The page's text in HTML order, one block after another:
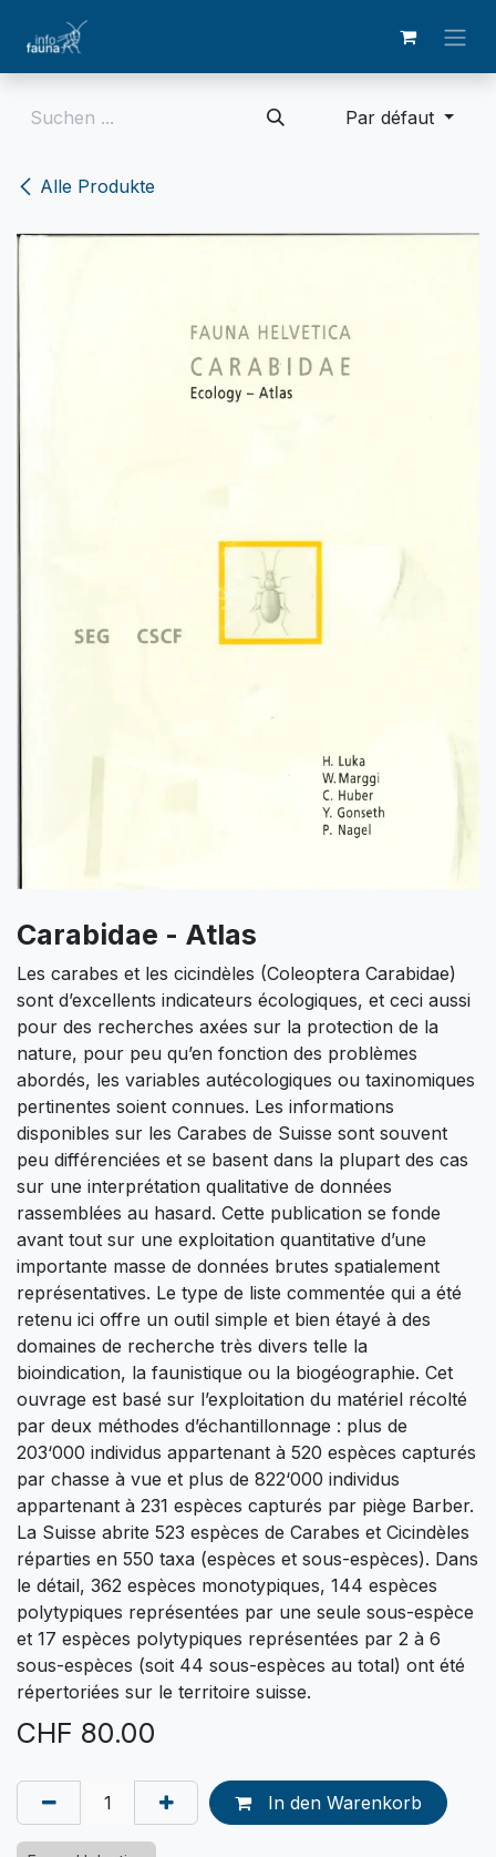
Alle Produkte
Par défaut
Carabidae - Atlas
Les carabes et les cicindèles (Coleoptera Carabidae)
sont d’excellents indicateurs écologiques, et ceci aussi
pour des recherches axées sur la protection de la
nature, pour peu qu’en fonction des problèmes
abordés, les variables autécologiques ou taxinomiques
pertinentes soient connues. Les informations
disponibles sur les Carabes de Suisse sont souvent
peu différenciées et se basent dans la plupart des cas
sur une interprétation qualitative de données
rassemblées au hasard. Cette publication se fonde
avant tout sur une exploitation quantitative d’une
importante masse de données brutes spatialement
représentatives. Le type de liste commentée qui a été
retenu ici offre un outil simple et bien étayé à des
domaines de recherche très divers telle la
bioindication, la faunistique ou la biogéographie. Cet
ouvrage est basé sur l’exploitation du matériel récolté
par deux méthodes d’échantillonnage : plus de
203‘000 individus appartenant à 520 espèces capturés
par chasse à vue et plus de 822‘000 individus
appartenant à 231 espèces capturés par piège Barber.
La Suisse abrite 523 espèces de Carabes et Cicindèles
réparties en 550 taxa (espèces et sous-espèces). Dans
le détail, 362 espèces monotypiques, 144 espèces
polytypiques représentées par une seule sous-espèce
et 17 espèces polytypiques représentées par 2 à 6
sous-espèces (soit 44 sous-espèces au total) ont été
répertoriées sur le territoire suisse.
CHF 80.00
In den Warenkorb